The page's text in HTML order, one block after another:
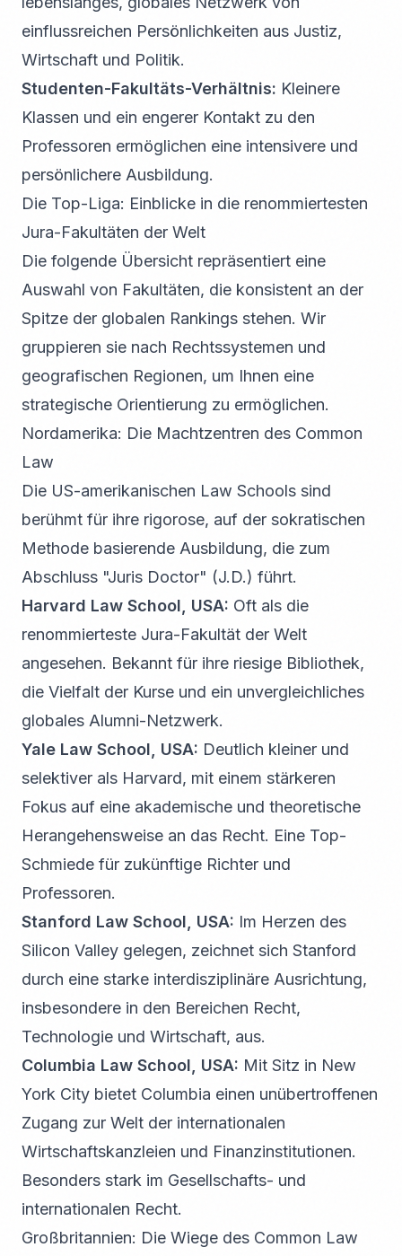
einflussreichen Persönlichkeiten aus Justiz,
Wirtschaft und Politik.
Studenten-Fakultäts-Verhältnis: Kleinere
Klassen und ein engerer Kontakt zu den
Professoren ermöglichen eine intensivere und
persönlichere Ausbildung.
Die Top-Liga: Einblicke in die renommiertesten
Jura-Fakultäten der Welt
Die folgende Übersicht repräsentiert eine
Auswahl von Fakultäten, die konsistent an der
Spitze der globalen Rankings stehen. Wir
gruppieren sie nach Rechtssystemen und
geografischen Regionen, um Ihnen eine
strategische Orientierung zu ermöglichen.
Nordamerika: Die Machtzentren des Common
Law
Die US-amerikanischen Law Schools sind
berühmt für ihre rigorose, auf der sokratischen
Methode basierende Ausbildung, die zum
Abschluss "Juris Doctor" (J.D.) führt.
Harvard Law School, USA: Oft als die
renommierteste Jura-Fakultät der Welt
angesehen. Bekannt für ihre riesige Bibliothek,
die Vielfalt der Kurse und ein unvergleichliches
globales Alumni-Netzwerk.
Yale Law School, USA: Deutlich kleiner und
selektiver als Harvard, mit einem stärkeren
Fokus auf eine akademische und theoretische
Herangehensweise an das Recht. Eine Top-
Schmiede für zukünftige Richter und
Professoren.
Stanford Law School, USA: Im Herzen des
Silicon Valley gelegen, zeichnet sich Stanford
durch eine starke interdisziplinäre Ausrichtung,
insbesondere in den Bereichen Recht,
Technologie und Wirtschaft, aus.
Columbia Law School, USA: Mit Sitz in New
York City bietet Columbia einen unübertroffenen
Zugang zur Welt der internationalen
Wirtschaftskanzleien und Finanzinstitutionen.
Besonders stark im Gesellschafts- und
internationalen Recht.
Großbritannien: Die Wiege des Common Law